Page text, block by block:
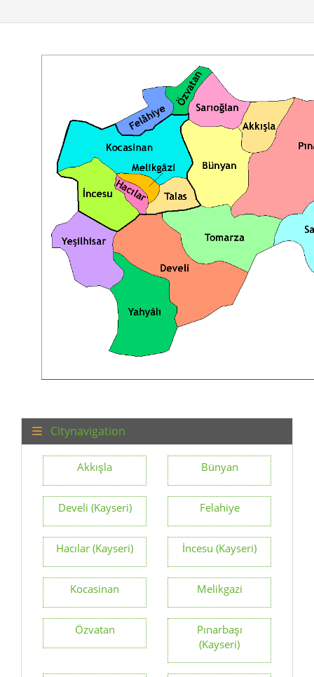
Citynavigation
Akkışla Bünyan
Develi (Kayseri) Felahiye
Hacılar (Kayseri) İncesu (Kayseri)
Kocasinan Melikgazi
Özvatan
Pınarbaşı
(Kayseri)